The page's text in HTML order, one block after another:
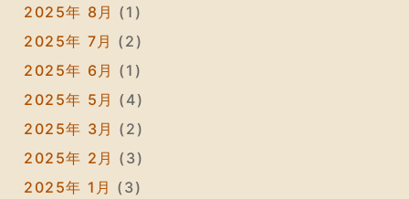
2025年 8月 (1)
2025年 7月 (2)
2025年 6月 (1)
2025年 5月 (4)
2025年 3月 (2)
2025年 2月 (3)
2025年 1月 (3)